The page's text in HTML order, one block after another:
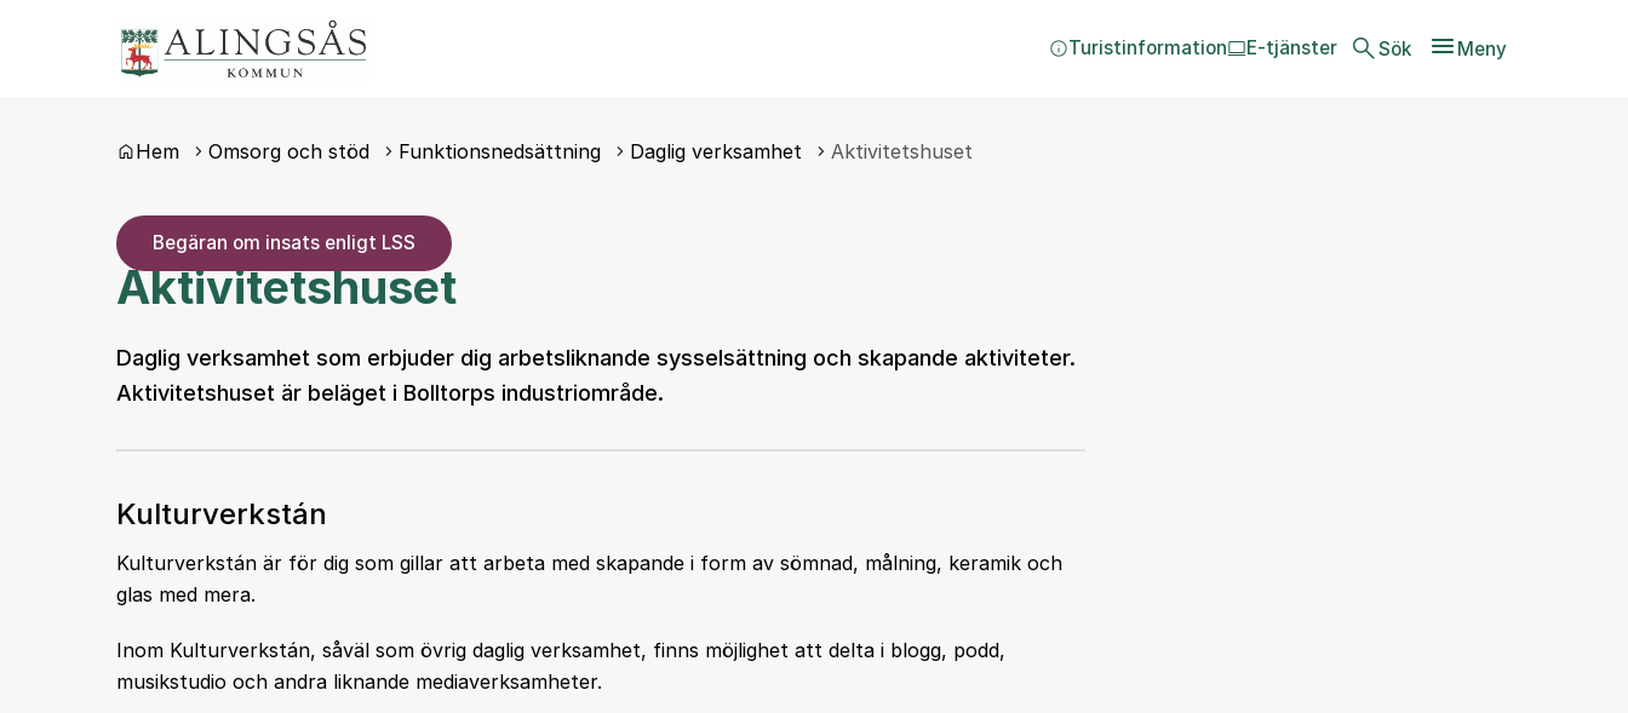
Sök Meny
Turistinformation E-tjänster
Du är här:
Hem Omsorg och stöd Funktionsnedsättning Daglig verksamhet Aktivitetshuset
Begäran om insats enligt LSS
Aktivitetshuset
Daglig verksamhet som erbjuder dig arbetsliknande sysselsättning och skapande aktiviteter.
Aktivitetshuset är beläget i Bolltorps industriområde.
Kulturverkstán
Kulturverkstán är för dig som gillar att arbeta med skapande i form av sömnad, målning, keramik och
glas med mera.
Inom Kulturverkstán, såväl som övrig daglig verksamhet, finns möjlighet att delta i blogg, podd,
musikstudio och andra liknande mediaverksamheter.